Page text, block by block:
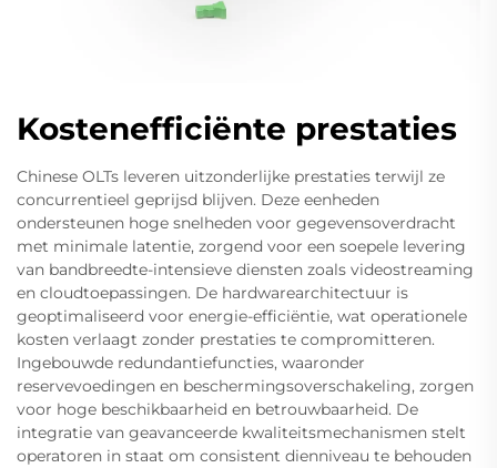
Kostenefficiënte prestaties
Chinese OLTs leveren uitzonderlijke prestaties terwijl ze
concurrentieel geprijsd blijven. Deze eenheden
ondersteunen hoge snelheden voor gegevensoverdracht
met minimale latentie, zorgend voor een soepele levering
van bandbreedte-intensieve diensten zoals videostreaming
en cloudtoepassingen. De hardwarearchitectuur is
geoptimaliseerd voor energie-efficiëntie, wat operationele
kosten verlaagt zonder prestaties te compromitteren.
Ingebouwde redundantiefuncties, waaronder
reservevoedingen en beschermingsoverschakeling, zorgen
voor hoge beschikbaarheid en betrouwbaarheid. De
integratie van geavanceerde kwaliteitsmechanismen stelt
operatoren in staat om consistent dienniveau te behouden